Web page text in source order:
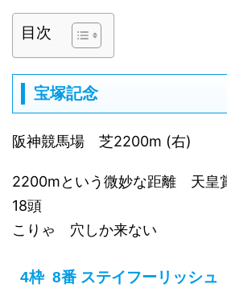
目次
宝塚記念
阪神競馬場 芝2200m (右)
2200mという微妙な距離 天皇
18頭
こりゃ 穴しか来ない
4枠 8番 ステイフーリッシュ